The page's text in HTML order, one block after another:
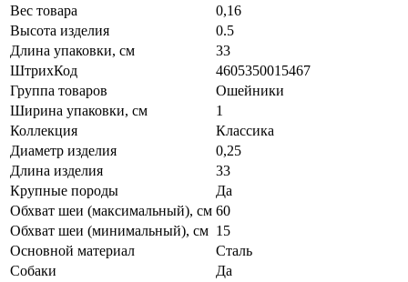
Вес товара
0,16
Высота изделия
0.5
Длина упаковки, см
33
ШтрихКод
4605350015467
Группа товаров
Ошейники
Ширина упаковки, см
1
Коллекция
Классика
Диаметр изделия
0,25
Длина изделия
33
Крупные породы
Да
Обхват шеи (максимальный), см 60
Обхват шеи (минимальный), см 15
Основной материал
Сталь
Собаки
Да